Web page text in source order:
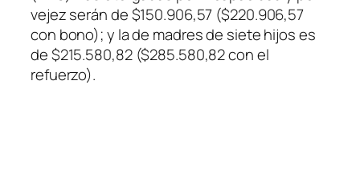
vejez serán de $150.906,57 ($220.906,57
con bono); y la de madres de siete hijos es
de $215.580,82 ($285.580,82 con el
refuerzo).